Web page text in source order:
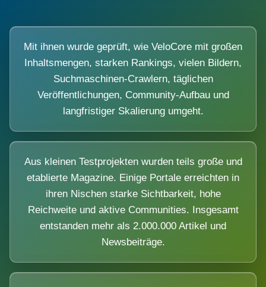
Mit ihnen wurde geprüft, wie VeloCore mit großen
Inhaltsmengen, starken Rankings, vielen Bildern,
Suchmaschinen-Crawlern, täglichen
Veröffentlichungen, Community-Aufbau und
langfristiger Skalierung umgeht.
Aus kleinen Testprojekten wurden teils große und
etablierte Magazine. Einige Portale erreichten in
ihren Nischen starke Sichtbarkeit, hohe
Reichweite und aktive Communities. Insgesamt
entstanden mehr als 2.000.000 Artikel und
Newsbeiträge.